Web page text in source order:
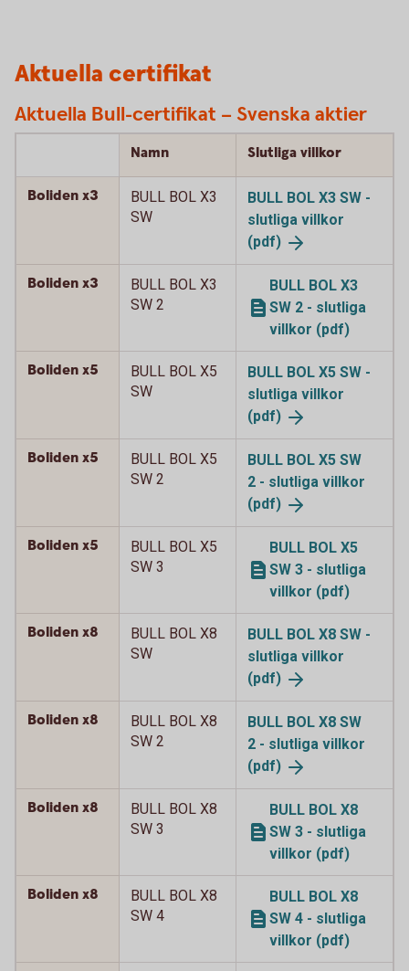
Aktuella certifikat
Aktuella Bull-certifikat – Svenska aktier
Namn Slutliga villkor
Boliden x3
BULL BOL X3
SW
BULL BOL X3 SW -
slutliga villkor
(pdf)
Boliden x3
BULL BOL X3
SW 2
BULL BOL X3
SW 2 - slutliga
villkor (pdf)
Boliden x5
BULL BOL X5
SW
BULL BOL X5 SW -
slutliga villkor
(pdf)
Boliden x5
BULL BOL X5
SW 2
BULL BOL X5 SW
2 - slutliga villkor
(pdf)
Boliden x5
BULL BOL X5
SW 3
BULL BOL X5
SW 3 - slutliga
villkor (pdf)
Boliden x8
BULL BOL X8
SW
BULL BOL X8 SW -
slutliga villkor
(pdf)
Boliden x8
BULL BOL X8
SW 2
BULL BOL X8 SW
2 - slutliga villkor
(pdf)
Boliden x8
BULL BOL X8
SW 3
BULL BOL X8
SW 3 - slutliga
villkor (pdf)
Boliden x8
BULL BOL X8
SW 4
BULL BOL X8
SW 4 - slutliga
villkor (pdf)